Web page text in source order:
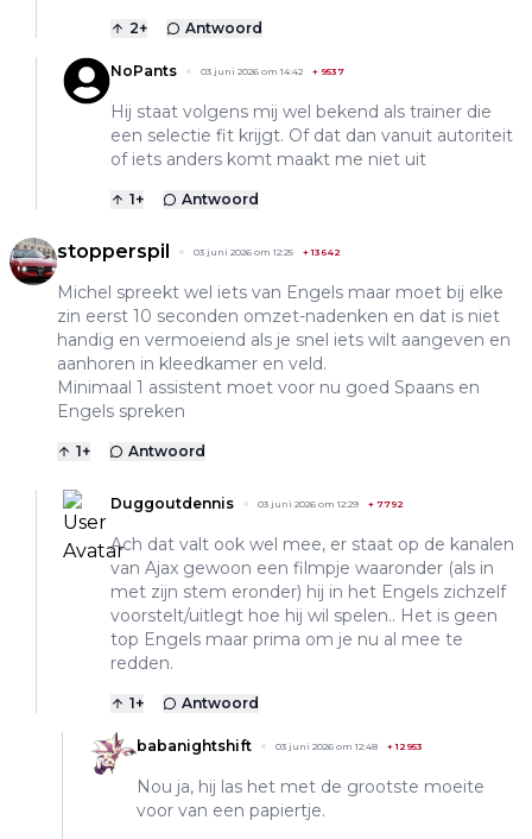
2+ Antwoord
NoPants 03 juni 2026 om 14:42 + 9537
Hij staat volgens mij wel bekend als trainer die
een selectie fit krijgt. Of dat dan vanuit autoriteit
of iets anders komt maakt me niet uit
1+ Antwoord
stopperspil 03 juni 2026 om 12:25 +13642
Michel spreekt wel iets van Engels maar moet bij elke
zin eerst 10 seconden omzet-nadenken en dat is niet
handig en vermoeiend als je snel iets wilt aangeven en
aanhoren in kleedkamer en veld.
Minimaal 1 assistent moet voor nu goed Spaans en
Engels spreken
1+ Antwoord
Duggoutdennis 03 juni 2026 om 12:29 + 7792
Ach dat valt ook wel mee, er staat op de kanalen
van Ajax gewoon een filmpje waaronder (als in
met zijn stem eronder) hij in het Engels zichzelf
voorstelt/uitlegt hoe hij wil spelen.. Het is geen
top Engels maar prima om je nu al mee te
redden.
1+ Antwoord
babanightshift 03 juni 2026 om 12:48 +12953
Nou ja, hij las het met de grootste moeite
voor van een papiertje.